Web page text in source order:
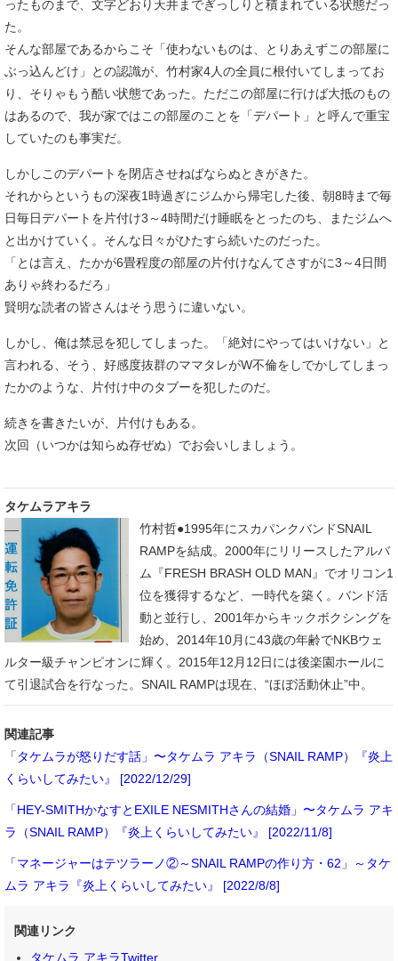
ったものまで、文字どおり天井までぎっしりと積まれている状態だっ
た。
そんな部屋であるからこそ「使わないものは、とりあえずこの部屋に
ぶっ込んどけ」との認識が、竹村家4人の全員に根付いてしまってお
り、そりゃもう酷い状態であった。ただこの部屋に行けば大抵のもの
はあるので、我が家ではこの部屋のことを「デパート」と呼んで重宝
していたのも事実だ。
しかしこのデパートを閉店させねばならぬときがきた。
それからというもの深夜1時過ぎにジムから帰宅した後、朝8時まで毎
日毎日デパートを片付け3～4時間だけ睡眠をとったのち、またジムへ
と出かけていく。そんな日々がひたすら続いたのだった。
「とは言え、たかが6畳程度の部屋の片付けなんてさすがに3～4日間
ありゃ終わるだろ」
賢明な読者の皆さんはそう思うに違いない。
しかし、俺は禁忌を犯してしまった。「絶対にやってはいけない」と
言われる、そう、好感度抜群のママタレがW不倫をしでかしてしまっ
たかのような、片付け中のタブーを犯したのだ。
続きを書きたいが、片付けもある。
次回（いつかは知らぬ存ぜぬ）でお会いしましょう。
タケムラアキラ
竹村哲●1995年にスカパンクバンドSNAIL
RAMPを結成。2000年にリリースしたアルバ
ム『FRESH BRASH OLD MAN』でオリコン1
位を獲得するなど、一時代を築く。バンド活
動と並行し、2001年からキックボクシングを
始め、2014年10月に43歳の年齢でNKBウェ
ルター級チャンピオンに輝く。2015年12月12日には後楽園ホールに
て引退試合を行なった。SNAIL RAMPは現在、“ほぼ活動休止”中。
関連記事
「タケムラが怒りだす話」〜タケムラ アキラ（SNAIL RAMP）『炎上
くらいしてみたい』 [2022/12/29]
「HEY-SMITHかなすとEXILE NESMITHさんの結婚」〜タケムラ アキ
ラ（SNAIL RAMP）『炎上くらいしてみたい』 [2022/11/8]
「マネージャーはテツラーノ②～SNAIL RAMPの作り方・62」～タケ
ムラ アキラ『炎上くらいしてみたい』 [2022/8/8]
関連リンク
タケムラ アキラTwitter